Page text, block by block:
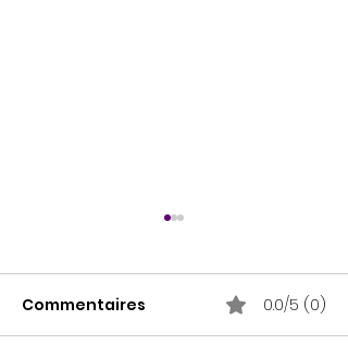
Commentaires 0.0/5 (0)